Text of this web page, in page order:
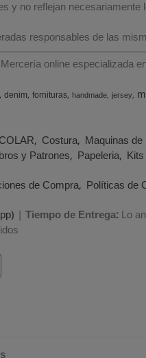
y no reflejan
responsables de las
online especializada
denim fornituras handmade jersey
Costura Maquinas
y Patrones Papeleria Kits
de Compra Políticas de
| Tiempo de Entrega:Lo